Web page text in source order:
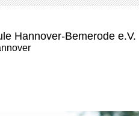
Hannover-Bemerode e.V.